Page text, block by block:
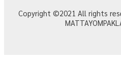
Copyright ©2021 All rights